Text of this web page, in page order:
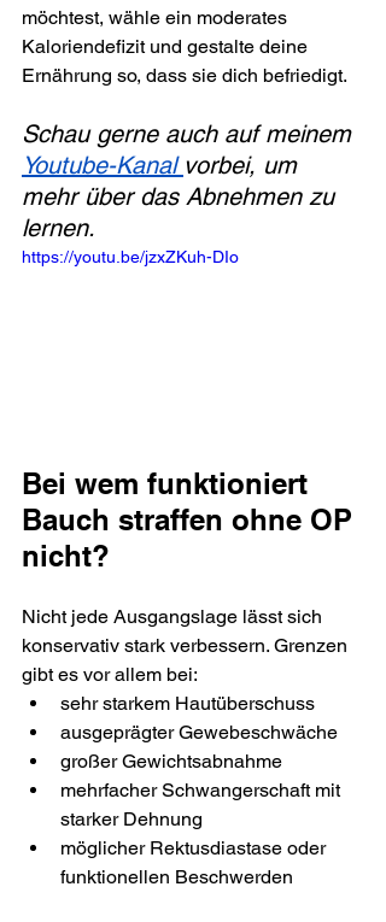
möchtest, wähle ein moderates
Kaloriendefizit und gestalte deine
Ernährung so, dass sie dich befriedigt.
Schau gerne auch auf meinem
Youtube-Kanal vorbei, um
mehr über das Abnehmen zu
lernen.
https://youtu.be/jzxZKuh-DIo
Bei wem funktioniert
Bauch straffen ohne OP
nicht?
Nicht jede Ausgangslage lässt sich
konservativ stark verbessern. Grenzen
gibt es vor allem bei:
sehr starkem Hautüberschuss
ausgeprägter Gewebeschwäche
großer Gewichtsabnahme
mehrfacher Schwangerschaft mit
starker Dehnung
möglicher Rektusdiastase oder
funktionellen Beschwerden